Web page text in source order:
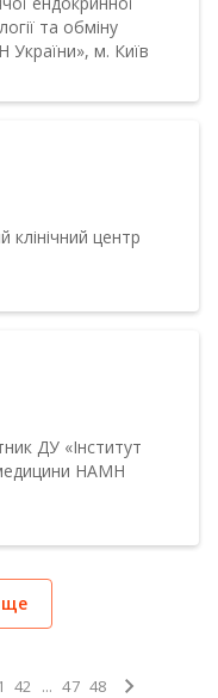
та обміну
України», м. Київ
центр
ДУ «Інститут
медицини НАМН
ще
42 ... 47 48